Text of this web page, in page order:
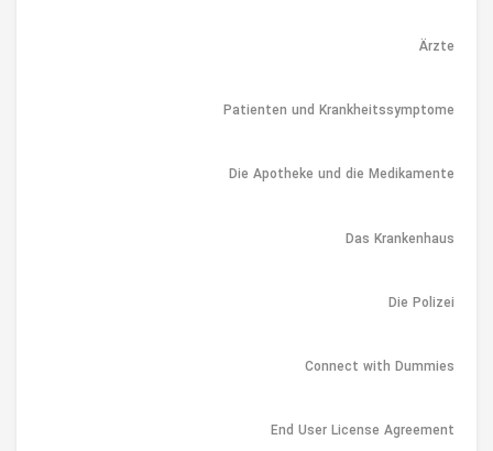
Ärzte
Patienten und Krankheitssymptome
Die Apotheke und die Medikamente
Das Krankenhaus
Die Polizei
Connect with Dummies
End User License Agreement